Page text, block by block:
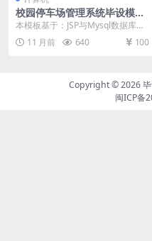
校园停车场管理系统毕设模板
毕业设计模板及毕业论文
本模板基于：JSP与Mysql数据库开
发 系统功能实现 系统实现部分就是
将系统分...
11 月前 640 100
Copyright © 2026
闽ICP备